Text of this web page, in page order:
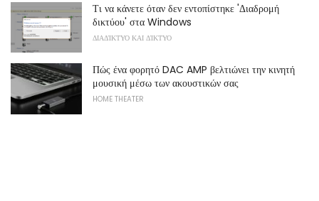
Τι να κάνετε όταν δεν εντοπίστηκε 'Διαδρομή
δικτύου' στα Windows
ΔΙΑΔΊΚΤΥΟ ΚΑΙ ΔΊΚΤΥΟ
Πώς ένα φορητό DAC AMP βελτιώνει την κινητή
μουσική μέσω των ακουστικών σας
HOME THEATER